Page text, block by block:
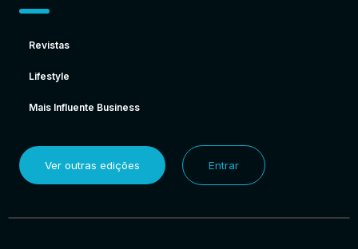
Revistas
Lifestyle
Mais Influente Business
Ver outras edições Entrar